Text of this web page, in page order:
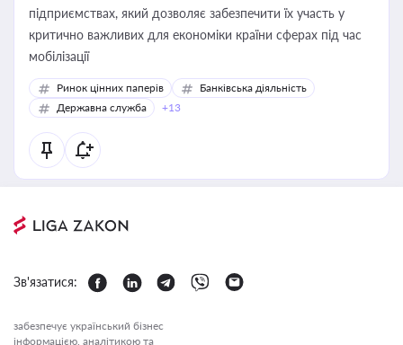
підприємствах, який дозволяє забезпечити їх участь у
критично важливих для економіки країни сферах під час
мобілізації
Ринок цінних паперів
Банківська діяльність
Державна служба
+13
Зв'язатися:
забезпечує український бізнес
інформацією, аналітикою та